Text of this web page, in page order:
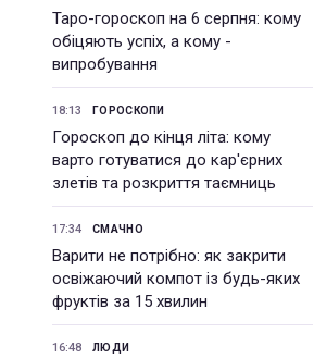
Таро-гороскоп на 6 серпня: кому
обіцяють успіх, а кому -
випробування
18:13 ГОРОСКОПИ
Гороскоп до кінця літа: кому
варто готуватися до кар'єрних
злетів та розкриття таємниць
17:34 СМАЧНО
Варити не потрібно: як закрити
освіжаючий компот із будь-яких
фруктів за 15 хвилин
16:48 ЛЮДИ